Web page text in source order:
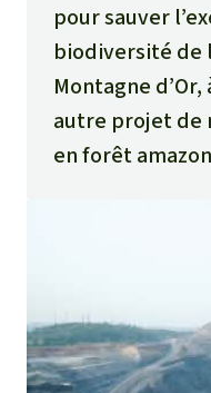
pour sauver
biodiversité de
Montagne
autre projet de
en forêt